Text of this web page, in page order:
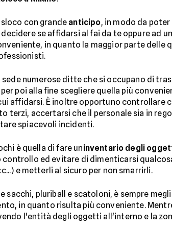
con grande anticipo, in modo da
se affidarsi al fai da te oppure ad
in quanto la maggior parte delle
numerose ditte che si occupano di
poi alla fine scegliere quella più
affidarsi. È inoltre opportuno controllare
terzi, accertarsi che il personale sia in
spiacevoli incidenti.
è quella di fare uninventario degli
ed evitare di dimenticarsi
e metterli al sicuro per non smarrirli.
sacchi, pluriball e scatoloni, è sempre
in quanto risulta più conveniente.
l'entità degli oggetti all'interno e la